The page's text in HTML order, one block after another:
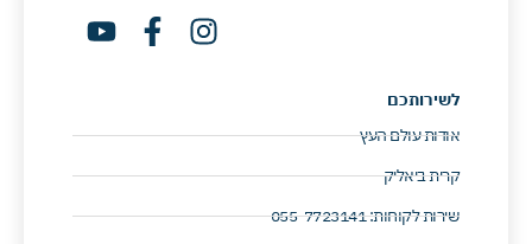
לשירותכם
אודות עולם העץ
קרית ביאליק
שירות לקוחות: 055-7723141 ​